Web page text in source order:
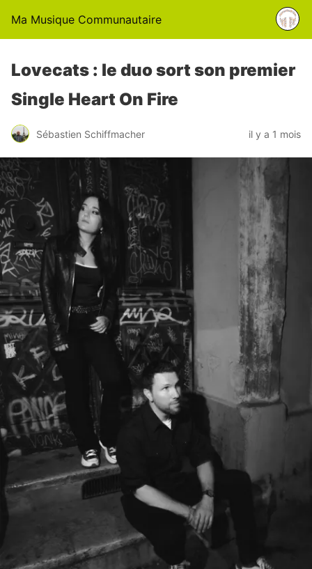
Ma Musique Communautaire
Lovecats : le duo sort son premier
Single Heart On Fire
Sébastien Schiffmacher il y a 1 mois